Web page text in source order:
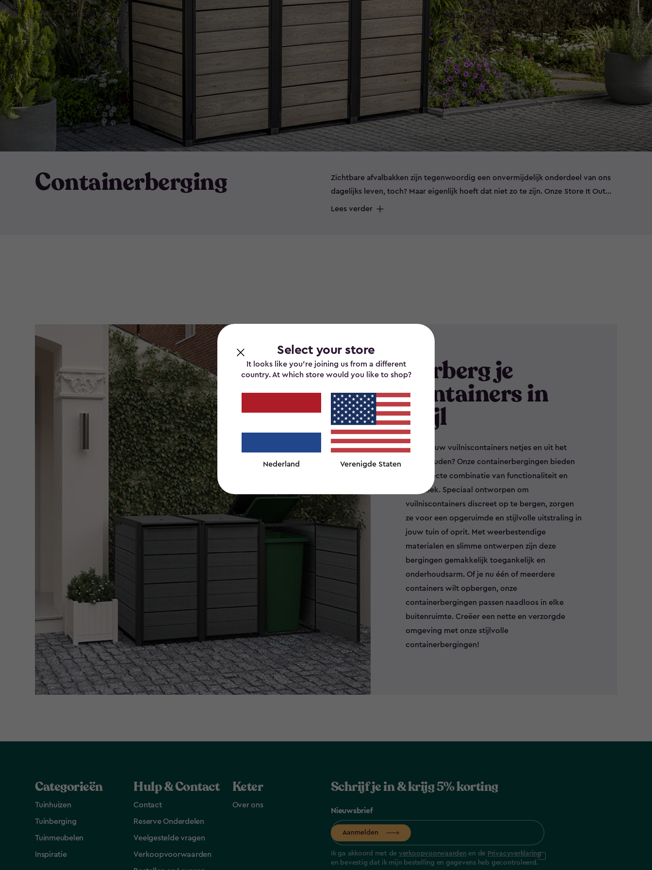
Select your store
It looks like you’re joining us from a different
country. At which store would you like to shop?
Nederland Verenigde Staten
Containerberging
Zichtbare afvalbakken zijn tegenwoordig een onvermijdelijk onderdeel van ons
dagelijks leven, toch? Maar eigenlijk hoeft dat niet zo te zijn. Onze Store It Out
containerbergingen zijn speciaal ontworpen om alles in jouw tuin te verbergen
Lees verder
Verberg je
containers in
stijl
Wil je jouw vuilniscontainers netjes en uit het
zicht houden? Onze containerbergingen bieden
de perfecte combinatie van functionaliteit en
esthetiek. Speciaal ontworpen om
vuilniscontainers discreet op te bergen, zorgen
ze voor een opgeruimde en stijlvolle uitstraling in
jouw tuin of oprit. Met weerbestendige
materialen en slimme ontwerpen zijn deze
bergingen gemakkelijk toegankelijk en
onderhoudsarm. Of je nu één of meerdere
containers wilt opbergen, onze
containerbergingen passen naadloos in elke
buitenruimte. Creëer een nette en verzorgde
omgeving met onze stijlvolle
containerbergingen!
Categorieën
Tuinhuizen
Tuinberging
Tuinmeubelen
Inspiratie
Hulp & Contact
Contact
Reserve Onderdelen
Veelgestelde vragen
Verkoopvoorwaarden
Keter
Over ons
Schrijf je in & krijg 5% korting
Nieuwsbrief
Ik ga akkoord met de verkoopvoorwaarden en de Privacyverklaring
en bevestig dat ik mijn bestelling en gegevens heb gecontroleerd.
Aanmelden